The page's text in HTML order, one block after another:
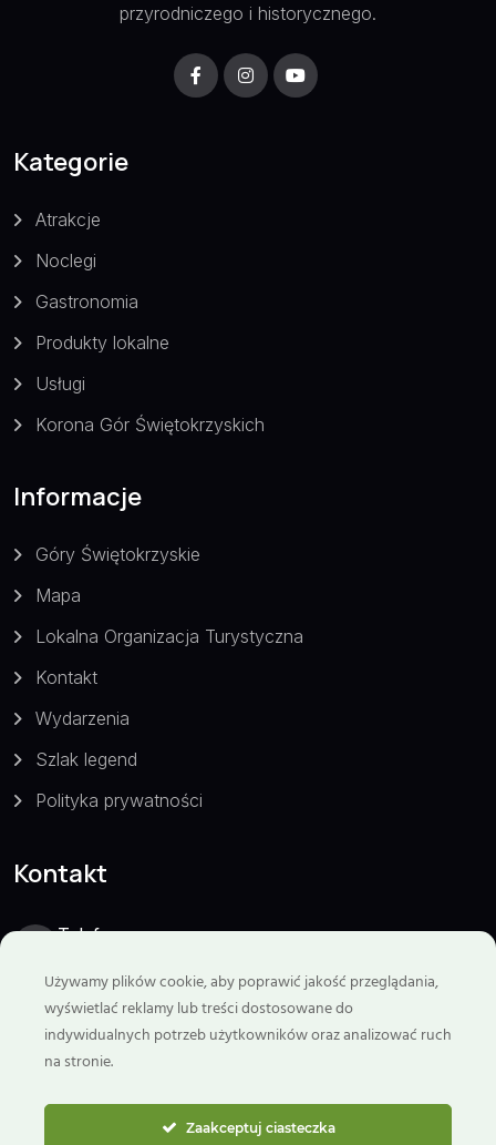
przyrodniczego i historycznego.
Kategorie
Atrakcje
Noclegi
Gastronomia
Produkty lokalne
Usługi
Korona Gór Świętokrzyskich
Informacje
Góry Świętokrzyskie
Mapa
Lokalna Organizacja Turystyczna
Kontakt
Wydarzenia
Szlak legend
Polityka prywatności
Kontakt
Telefon:
Email:
biuro@goryswietokrzyskie.travel
26-006 Nowa Słupia
Używamy plików cookie, aby poprawić jakość przeglądania,
wyświetlać reklamy lub treści dostosowane do
indywidualnych potrzeb użytkowników oraz analizować ruch
na stronie.
Zaakceptuj ciasteczka